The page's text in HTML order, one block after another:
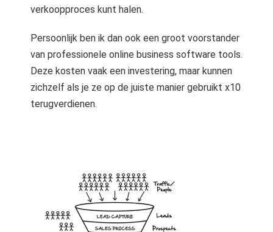
verkoopproces kunt halen.
Persoonlijk ben ik dan ook een groot voorstander
van professionele online business software tools.
Deze kosten vaak een investering, maar kunnen
zichzelf als je ze op de juiste manier gebruikt x10
terugverdienen.